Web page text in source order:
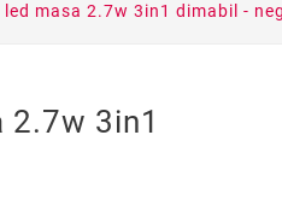
masa 2.7w 3in1 dimabil -
2.7w 3in1